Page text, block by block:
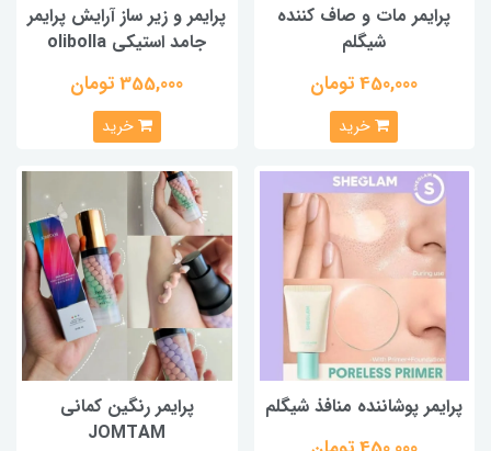
پرایمر مات و صاف کننده
شیگلم
450,000 تومان
خرید
پرایمر و زیر ساز آرایش پرایمر
جامد استیکی olibolla
355,000 تومان
خرید
پرایمر پوشاننده منافذ شیگلم
پرایمر رنگین کمانی
JOMTAM